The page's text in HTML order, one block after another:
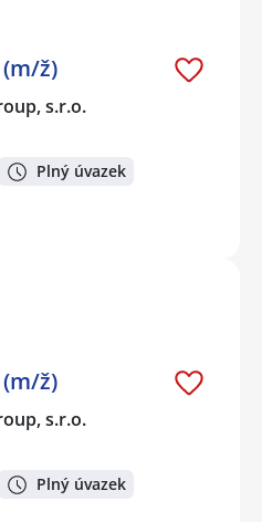
ž)
s.r.o.
Plný úvazek
ž)
s.r.o.
Plný úvazek